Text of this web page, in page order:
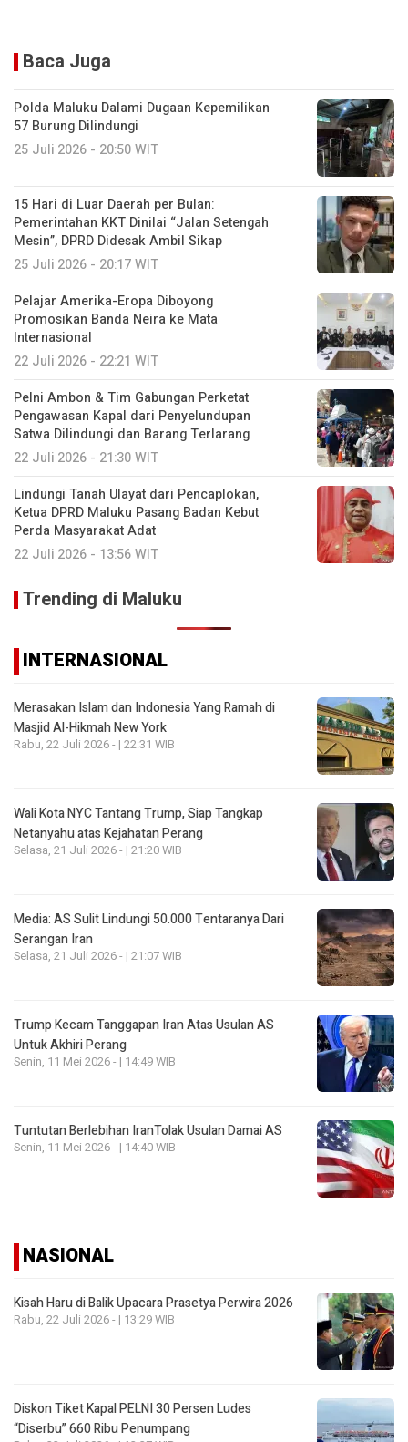
Baca Juga
Polda Maluku Dalami Dugaan Kepemilikan
57 Burung Dilindungi
25 Juli 2026 - 20:50 WIT
15 Hari di Luar Daerah per Bulan:
Pemerintahan KKT Dinilai “Jalan Setengah
Mesin”, DPRD Didesak Ambil Sikap
25 Juli 2026 - 20:17 WIT
Pelajar Amerika-Eropa Diboyong
Promosikan Banda Neira ke Mata
Internasional
22 Juli 2026 - 22:21 WIT
Pelni Ambon & Tim Gabungan Perketat
Pengawasan Kapal dari Penyelundupan
Satwa Dilindungi dan Barang Terlarang
22 Juli 2026 - 21:30 WIT
Lindungi Tanah Ulayat dari Pencaplokan,
Ketua DPRD Maluku Pasang Badan Kebut
Perda Masyarakat Adat
22 Juli 2026 - 13:56 WIT
Trending di Maluku
INTERNASIONAL
Merasakan Islam dan Indonesia Yang Ramah di
Masjid Al-Hikmah New York
Rabu, 22 Juli 2026 - | 22:31 WIB
Wali Kota NYC Tantang Trump, Siap Tangkap
Netanyahu atas Kejahatan Perang
Selasa, 21 Juli 2026 - | 21:20 WIB
Media: AS Sulit Lindungi 50.000 Tentaranya Dari
Serangan Iran
Selasa, 21 Juli 2026 - | 21:07 WIB
Trump Kecam Tanggapan Iran Atas Usulan AS
Untuk Akhiri Perang
Senin, 11 Mei 2026 - | 14:49 WIB
Tuntutan Berlebihan IranTolak Usulan Damai AS
Senin, 11 Mei 2026 - | 14:40 WIB
NASIONAL
Kisah Haru di Balik Upacara Prasetya Perwira 2026
Rabu, 22 Juli 2026 - | 13:29 WIB
Diskon Tiket Kapal PELNI 30 Persen Ludes
“Diserbu” 660 Ribu Penumpang